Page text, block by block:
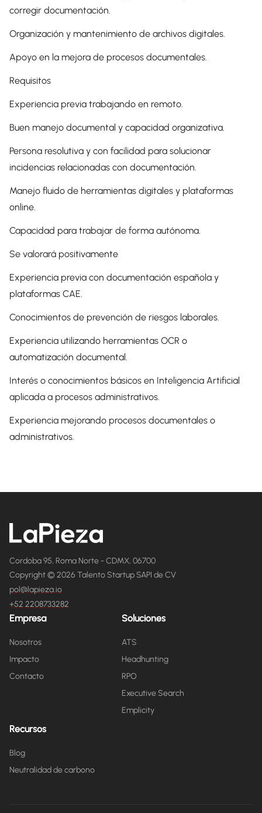
corregir documentación.
Organización y mantenimiento de archivos digitales.
Apoyo en la mejora de procesos documentales.
Requisitos
Experiencia previa trabajando en remoto.
Buen manejo documental y capacidad organizativa.
Persona resolutiva y con facilidad para solucionar
incidencias relacionadas con documentación.
Manejo fluido de herramientas digitales y plataformas
online.
Capacidad para trabajar de forma autónoma.
Se valorará positivamente
Experiencia previa con documentación española y
plataformas CAE.
Conocimientos de prevención de riesgos laborales.
Experiencia utilizando herramientas OCR o
automatización documental.
Interés o conocimientos básicos en Inteligencia Artificial
aplicada a procesos administrativos.
Experiencia mejorando procesos documentales o
administrativos.
Cordoba 95, Roma Norte - CDMX, 06700
Copyright © 2026 Talento Startup SAPI de CV
pol@lapieza.io
+52 2208733282
Empresa
Nosotros
Impacto
Contacto
Soluciones
ATS
Headhunting
RPO
Executive Search
Emplicity
Recursos
Blog
Neutralidad de carbono